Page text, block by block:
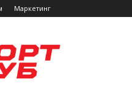
Маркетинг